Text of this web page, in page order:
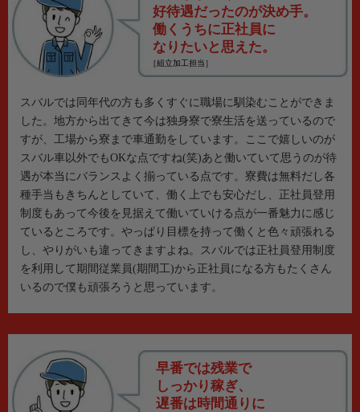
好待遇だったのが決め手。
働くうちに正社員に
なりたいと思えた。
［組立加工担当］
スバルでは同年代の方も多くすぐに職場に馴染むことができま
した。地方から出てきて今は独身寮で寮生活を送っているので
すが、工場から寮まで車通勤をしています。ここで嬉しいのが
スバル車以外でもOKな点ですね(笑)あと働いていて思うのが待
遇が本当にバランスよく揃っている点です。寮費は無料だし各
種手当もきちんとしていて、働く上でも安心だし、正社員登用
制度もあって今後を見据えて働いていける点が一番魅力に感じ
ているところです。やっぱり目標を持って働くと色々頑張れる
し、やりがいも違ってきますよね。スバルでは正社員登用制度
を利用して期間従業員(期間工)から正社員になる方もたくさん
いるので僕も頑張ろうと思っています。
早番では残業で
しっかり稼ぎ、
遅番は時間通りに